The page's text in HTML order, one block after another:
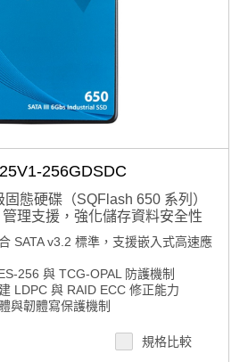
256GDSDC
態硬碟（SQFlash 650 系列）
管理支援，強化儲存資料安全性
SATA v3.2 標準，支援嵌入式高速應
256 與 TCG-OPAL 防護機制
LDPC 與 RAID ECC 修正能力
與韌體寫保護機制
與 API 功能整合
格諮詢 / 案場規劃 / 交期確認
規格比較